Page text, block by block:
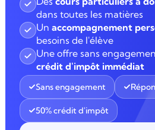
dans toutes les matières
Un accompagnement
besoins de l'élève
Une offre sans
crédit d'impôt immédiat
Sans engagement
50% crédit d'impôt